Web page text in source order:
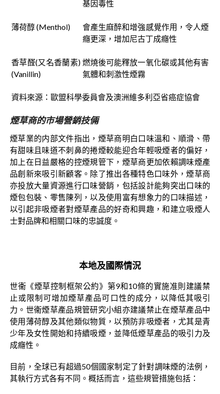
基因毒性
薄荷醇 (Menthol)
會產生麻醉和增強感覺作用，令人煙
癮更深，增加尼古丁成癮性
香草醛(又名香蘭素)
(Vanillin)
燃燒後可能釋放一氧化碳或其他有害
氣體和刺激性煙霧
資料來源：歐盟科學委員會及澳洲維多利亞省癌症協會
煙草商的市場營銷技倆
煙草業的内部文件指出，煙草商明白口味溫和、順滑、帶
有甜味且味道不刺鼻的捲煙較能迎合年輕吸煙者的偏好，
加上在日益嚴格的控煙規管下，煙草商更加依賴調味煙產
品創新來吸引新顧客。除了推出各種特色口味外，煙草商
亦投放大量資源進行口味營銷，包括設計能夠突出口味的
煙包包裝、零售陳列，以及使用富有想象力的口味描述，
以引起非吸煙者對煙草產品的好奇和興趣，和建立吸煙人
士對品牌和相關口味的忠誠度。
本地及國際情況
世衞《煙草控制框架公約》第9和10條的實施准則建議禁
止或限制可增加煙草產品可口性的成分，以降低其吸引
力。世衞煙草產品規管研究小組亦建議禁止在煙草產品中
使用薄荷醇及其他類似物質，以預防非吸煙者，尤其是青
少年及女性開始和持續吸煙，並降低煙草產品的吸引力及
成癮性。
目前，全球已有超過50個國家制定了針對調味煙的法例，
其執行方式各有不同。概括而言，這些規管措施包括：